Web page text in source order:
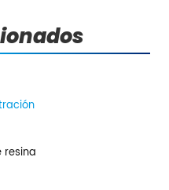
resina